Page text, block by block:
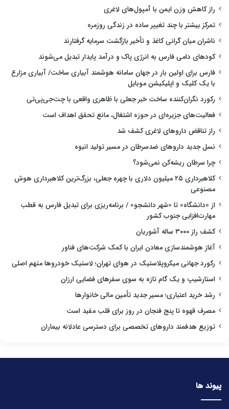
راز کاهش وزن ایمن با آمپول‌های لاغری
تمرکز بیشتر با چند تغییر ساده در زندگی روزمره
ناشران میان گرانی کاغذ و تأخیر بازگشت سرمایه گرفتارند
کودهای دامی فارس به انرژی پاک و درآمد پایدار تبدیل می‌شوند
فارس برای اولین بار در جهان سامانه هوشمند آبیاری ساخت/ آبیاری مزارع
با یک کلیک و اپلیکیشن موبایل
رکورد نگران‌کننده ساخت خبر جعلی با ظاهری واقعی با چت‌جی‌پی‌تی
فعالیت‌های جزیره‌ای در حوزه اشتغال، مانع تحقق اهداف است
راز تناقض داروهای لاغری کشف شد
نسل جدید داروهای ضدسرطان در مسیر تولید انبوه
چرا سرطان ریشه‌کن نمی‌شود؟
کلاهبرداری ۲۵ میلیون دلاری با چهره جعلی، بزرگ‌ترین کلاهبرداری هوش
مصنوعی
از «دانشگاه» تا «شهر دانشجو» / برنامه‌ریزی برای تبدیل فارس به قطب
مهارت‌افزایی جنوب کشور
کشف راز ۳۰۰۰ ساله آشوریان
آغاز هوشمندسازی معادن ایران با کمک شرکت‌های فناور
رکورد جهانی میکروپلاستیک در هوای تهران؛ لاستیک خودروها متهم اصلی
استارشیپ و یک گام تازه به سوی سفرهای فضایی ارزان
رشد خرید اعتباری؛ مسیر جدید تأمین مالی خانوارها
مصرف قهوه تا پنج فنجان در روز برای قلب مفید است
توزیع هدفمند داروهای تخصصی برای دسترسی عادلانه بیماران
پیوند ها